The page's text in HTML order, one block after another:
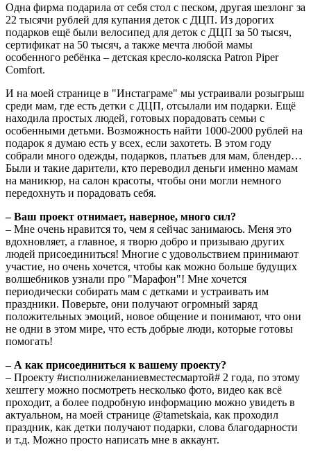
Одна фирма подарила от себя стол с песком, другая шезлонг за
22 тысячи рублей для купания деток с ДЦП. Из дорогих
подарков ещё были велосипед для деток с ДЦП за 50 тысяч,
сертификат на 50 тысяч, а также мечта любой мамы
особенного ребёнка – детская кресло-коляска Patron Piper
Comfort.
И на моей странице в "Инстаграме" мы устраивали розыгрыш
среди мам, где есть детки с ДЦП, отсылали им подарки. Ещё
находила простых людей, готовых порадовать семьи с
особенными детьми. Возможность найти 1000-2000 рублей на
подарок я думаю есть у всех, если захотеть. В этом году
собрали много одежды, подарков, платьев для мам, блендер…
Были и такие дарители, кто переводил деньги именно мамам
на маникюр, на салон красоты, чтобы они могли немного
передохнуть и порадовать себя.
– Ваш проект отнимает, наверное, много сил?
– Мне очень нравится то, чем я сейчас занимаюсь. Меня это
вдохновляет, а главное, я творю добро и призываю других
людей присоединиться! Многие с удовольствием принимают
участие, но очень хочется, чтобы как можно больше будущих
волшебников узнали про "Марафон"! Мне хочется
периодически собирать мам с детками и устраивать им
праздники. Поверьте, они получают огромный заряд
положительных эмоций, новое общение и понимают, что они
не одни в этом мире, что есть добрые люди, которые готовы
помогать!
– А как присоединиться к вашему проекту?
– Проекту #исполнижеланиевместесмартой# 2 года, по этому
хештегу можно посмотреть несколько фото, видео как всё
проходит, а более подробную информацию можно увидеть в
актуальном, на моей странице @tametskaia, как проходил
праздник, как детки получают подарки, слова благодарности
и т.д. Можно просто написать мне в аккаунт.